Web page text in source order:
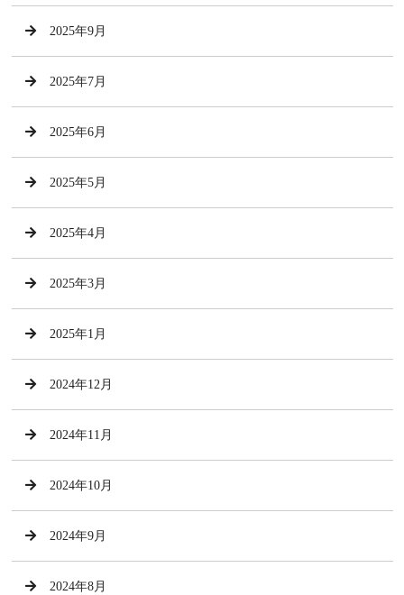
2025年9月
2025年7月
2025年6月
2025年5月
2025年4月
2025年3月
2025年1月
2024年12月
2024年11月
2024年10月
2024年9月
2024年8月